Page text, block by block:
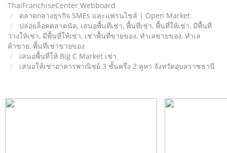
ThaiFranchiseCenter Webboard
ตลาดกลางธุรกิจ SMEs และแฟรนไชส์ | Open Market
ปล่อยล็อคตลาดนัด, เสนอพื้นที่เช่า, พื้นที่เช่า, พื้นที่ให้เช่า, มีพื้นที่
ว่างให้เช่า, มีพื้นที่ให้เช่า, เช่าพื้นที่ขายของ, ทําเลขายของ, ทำเล
ค้าขาย, พื้นที่เช่าขายของ
เสนอพื้นที่ให้ Big C Market เช่า
เสนอให้เช่าอาคารพาณิชย์ 3 ชั้นครึ่ง 2 คูหา จังหวัดอุบลราชธานี